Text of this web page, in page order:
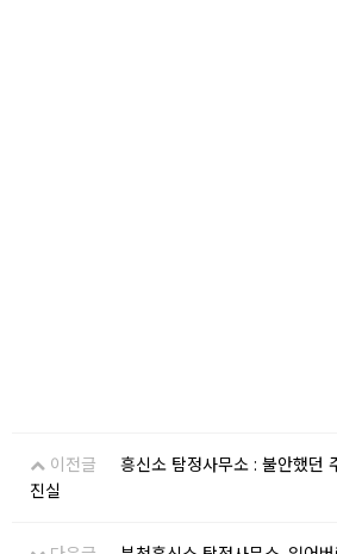
이전글
흥신소 탐정사무소 : 불안했던
진실